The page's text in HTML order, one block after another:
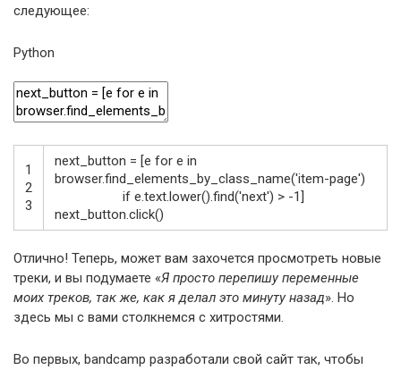
следующее:
Python
1
2
3
next_button = [e for e in
browser.find_elements_by_class_name('item-page')
if e.text.lower().find('next') > -1]
next_button.click()
Отлично! Теперь, может вам захочется просмотреть новые
треки, и вы подумаете «Я просто перепишу переменные
моих треков, так же, как я делал это минуту назад». Но
здесь мы с вами столкнемся с хитростями.
Во первых, bandcamp разработали свой сайт так, чтобы